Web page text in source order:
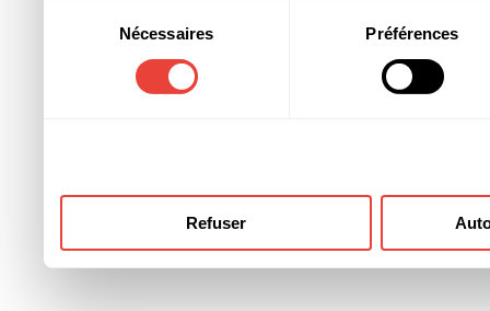
d'autres informations
ont collectées lors de
consentement
Nécessaires Préférences
Refuser